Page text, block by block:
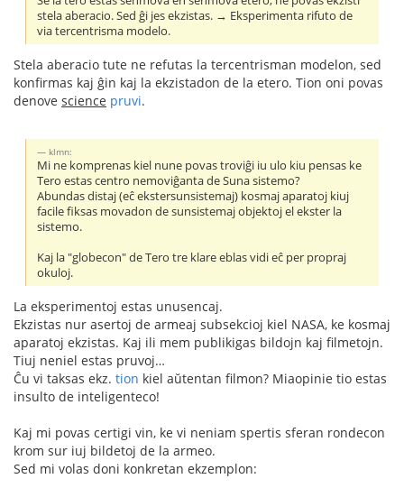
stela aberacio. Sed ĝi jes ekzistas. → Eksperimenta rifuto de
via tercentrisma modelo.
Stela aberacio tute ne refutas la tercentrisman modelon, sed
konfirmas kaj ĝin kaj la ekzistadon de la etero. Tion oni povas
denove science pruvi.
klmn:
Mi ne komprenas kiel nune povas troviĝi iu ulo kiu pensas ke
Tero estas centro nemoviĝanta de Suna sistemo?
Abundas distaj (eĉ ekstersunsistemaj) kosmaj aparatoj kiuj
facile fiksas movadon de sunsistemaj objektoj el ekster la
sistemo.
Kaj la "globecon" de Tero tre klare eblas vidi eĉ per propraj
okuloj.
La eksperimentoj estas unusencaj.
Ekzistas nur asertoj de armeaj subsekcioj kiel NASA, ke kosmaj
aparatoj ekzistas. Kaj ili mem publikigas bildojn kaj filmetojn.
Tiuj neniel estas pruvoj…
Ĉu vi taksas ekz. tion kiel aŭtentan filmon? Miaopinie tio estas
insulto de inteligenteco!
Kaj mi povas certigi vin, ke vi neniam spertis sferan rondecon
krom sur iuj bildetoj de la armeo.
Sed mi volas doni konkretan ekzemplon: